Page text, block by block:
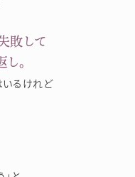
敗して
。
いるけれど